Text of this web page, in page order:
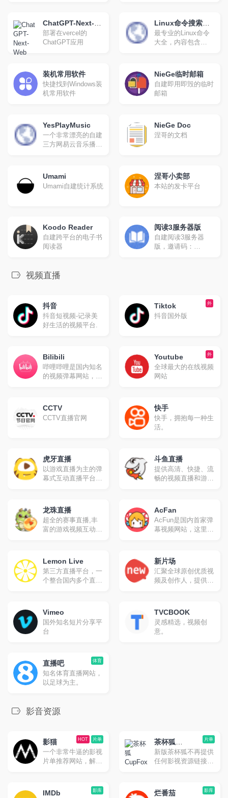
析,json转xml,xml转
json,json解析,json在
线解析,json在线解析
及格式化,unix时间戳
ChatGPT-Next-
Web
部署在vercel的
ChatGPT应用
Linux命令搜索引
擎
最专业的Linux命令
大全，内容包含
的Linux命令速查手
册。
装机常用软件
快捷找到Windows装
机常用软件
NieGe临时邮箱
自建即用即毁的临时
邮箱
YesPlayMusic
一个非常漂亮的自建
三方网易云音乐播放
NieGe Doc
涅哥的文档
Umami
Umami自建统计系统
涅哥小卖部
本站的发卡平台
Koodo Reader
自建跨平台的电子书
阅读器
阅读3服务器版
自建阅读3服务器
版，邀请码：
视频直播
抖音
抖音短视频-记录美
好生活的视频平台.
外
Tiktok
抖音国外版
Bilibili
哔哩哔哩是国内知名
的视频弹幕网站，这
围，有创意的Up
主。大家可以在这里
找到许多欢乐。
外
Youtube
全球最大的在线视频
网站
CCTV
CCTV直播官网
快手
快手，拥抱每一种生
活。
虎牙直播
以游戏直播为主的弹
幕式互动直播平台，
电竞赛事直播与游戏
赛事直播，手游直播
等。包含英雄联盟
lol，王者荣耀，绝地
dota2、dnf等热门游
戏直播以及单机游
戏、手游等游戏直
斗鱼直播
提供高清、快捷、流
畅的视频直播和游戏
越火线cf直播、
dota2直播、美女直
播等各类热门游戏赛
事直播
龙珠直播
超全的赛事直播,丰
富的游戏视频互动平
SSC、F1天王赛等
顶级赛事的高清、流
畅直播,为玩家个人
直播提供全面支持,
花絮视频,这里是观
看比赛、选手、解
说、美女直播和视频
AcFan
AcFun是国内首家弹
幕视频网站，这里有
趣的UP主，好玩有
科技感的虚拟偶像，
年轻人都在用。
Lemon Live
第三方直播平台，一
个整合国内多个直播
无广告纯净版，代码
开源在GitHub，支持
虎牙、斗鱼、
BILIBILI直播、网易
新片场
汇聚全球原创优质视
频及创作人，提供
视频艺术学习教程，
正版视觉素材交易
等，与百万创作人一
起成长。
Vimeo
国外知名短片分享平
台
TVCBOOK
灵感精选，视频创
意。
体育
直播吧
知名体育直播网站，
以足球为主。
影音资源
片单
HOT
影猫
一个非常牛逼的影视
片单推荐网站，解决
片单
茶杯狐
CupFox
新版茶杯狐不再提供
任何影视资源链接，
影库
IMDb 影库
烂番茄